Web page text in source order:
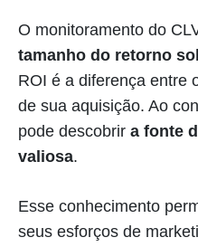
O monitoramento do
tamanho do retorno
ROI é a diferença entre
de sua aquisição. Ao
pode descobrir a fonte
valiosa.
Esse conhecimento
seus esforços de